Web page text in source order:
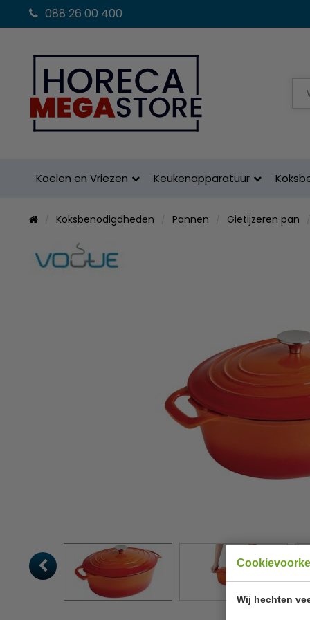
Wij hechten
088 26 00 400
Koelen en Vriezen Keukenapparatuur
Koksbenodigdheden Pannen Gietijzeren pan